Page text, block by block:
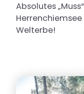
Absolutes
Herrenchiemsee
Welterbe!